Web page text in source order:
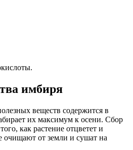
имбиря
веществ содержится в
их максимум к осени. Сбор
как растение отцветет и
очищают от земли и сушат на